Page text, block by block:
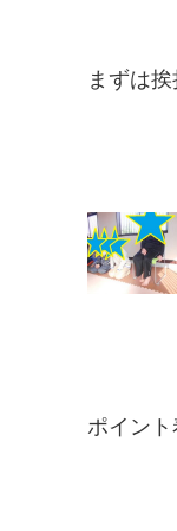
まずは挨
ポイン